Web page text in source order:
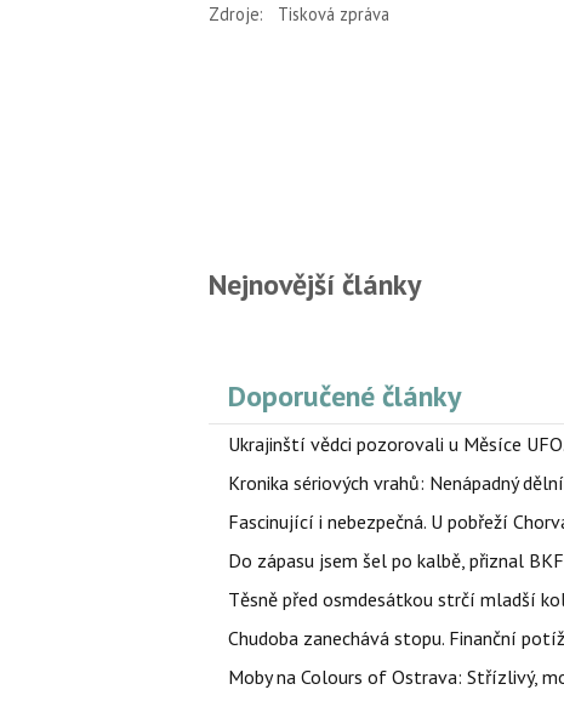
Zdroje: Tisková zpráva
Nejnovější články
Doporučené články
Ukrajinští vědci pozorovali u Měsíce
Kronika sériových vrahů: Nenápadný
Fascinující i nebezpečná. U pobřeží
Do zápasu jsem šel po kalbě, přiznal
Těsně před osmdesátkou strčí mladší
Chudoba zanechává stopu. Finanční
Moby na Colours of Ostrava: Střízlivý,